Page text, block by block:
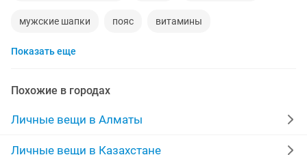
мужские шапки пояс витамины
шапки женские
сапоги мужские белое платье
турецкие платья натуральные волосы
Показать еще
Похожие в городах
Личные вещи в Алматы
Личные вещи в Казахстане